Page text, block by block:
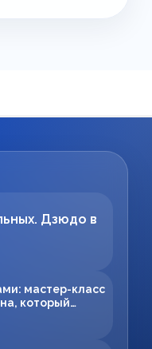
Дзюдо в
мастер-класс
который
в регионе